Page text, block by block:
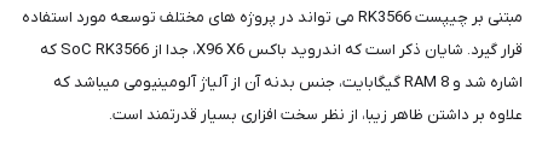
مبتنی بر چیپست RK3566 می تواند در پروژه های مختلف توسعه مورد استفاده
قرار گیرد. شایان ذکر است که اندروید باکس X96 X6، جدا از SoC RK3566 که
اشاره شد و 8 RAM گیگابایت، جنس بدنه آن از آلیاژ آلومینیومی میباشد که
علاوه بر داشتن ظاهر زیبا، از نظر سخت افزاری بسیار قدرتمند است.